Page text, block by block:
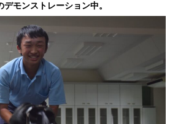
デモンストレーション中。